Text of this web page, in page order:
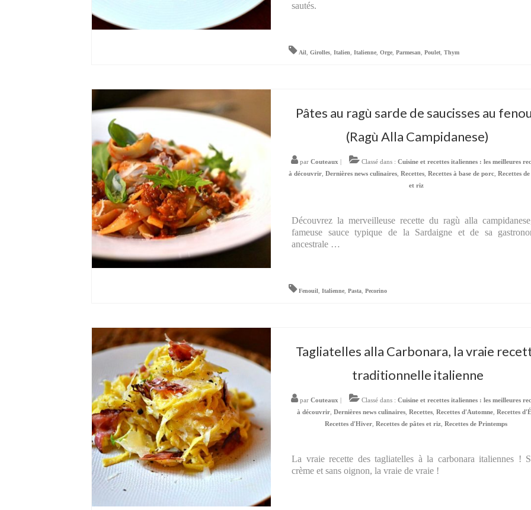
sautés.
Ail ,Girolles ,Italien ,Italienne ,Orge ,Parmesan ,Poulet ,Thym
Pâtes au ragù sarde de saucisses au
(Ragù Alla Campidanese)
par Couteaux | Classé dans : Cuisine et recettes italiennes : les meilleures
à découvrir ,Dernières news culinaires ,Recettes ,Recettes à base de porc ,Recettes
et riz
Découvrez la merveilleuse recette du ragù alla
fameuse sauce typique de la Sardaigne et de sa
ancestrale …
Fenouil ,Italienne ,Pasta ,Pecorino
Tagliatelles alla Carbonara, la vraie
traditionnelle italienne
par Couteaux | Classé dans : Cuisine et recettes italiennes : les meilleures
à découvrir, Dernières news culinaires, Recettes, Recettes d'Automne, Recettes
Recettes d'Hiver ,Recettes de pâtes et riz ,Recettes de Printemps
La vraie recette des tagliatelles à la carbonara italiennes !
crème et sans oignon, la vraie de vraie !